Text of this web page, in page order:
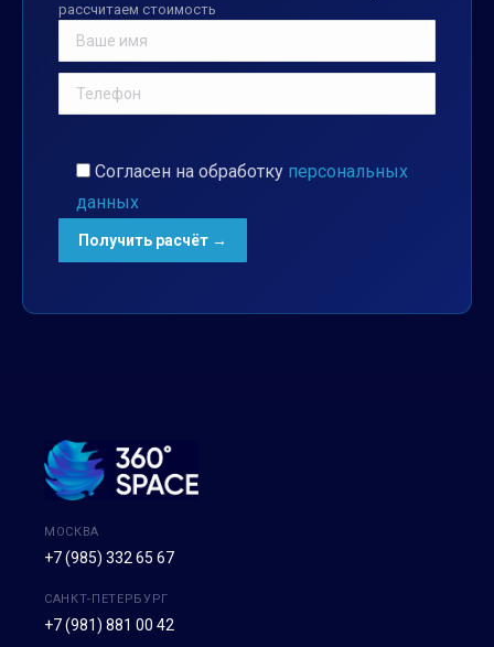
рассчитаем стоимость
Согласен на обработку персональных
данных
МОСКВА
+7 (985) 332 65 67
САНКТ-ПЕТЕРБУРГ
+7 (981) 881 00 42